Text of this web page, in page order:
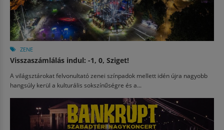
ZENE
Visszaszámlálás indul: -1, 0, Sziget!
A világsztárokat felvonultató zenei színpadok mellett idén újra nagyobb
hangsúly kerül a kulturális sokszínűségre és a...